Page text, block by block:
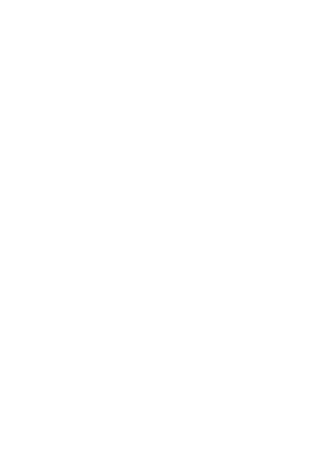
Full LED, 4x4, Phares directi...